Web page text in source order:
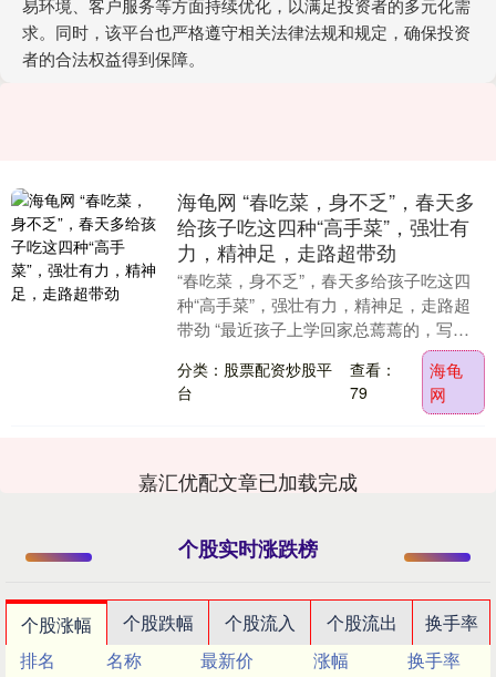
易环境、客户服务等方面持续优化，以满足投资者的多元化需
求。同时，该平台也严格遵守相关法律法规和规定，确保投资
者的合法权益得到保障。
海龟网 “春吃菜，身不乏”，春天多
给孩子吃这四种“高手菜”，强壮有
力，精神足，走路超带劲
“春吃菜，身不乏”，春天多给孩子吃这四
种“高手菜”，强壮有力，精神足，走路超
带劲 “最近孩子上学回家总蔫蔫的，写作
业哈欠连天，走路都拖拉。”邻居李婶在菜
市场碰见....
分类：股票配资炒股平
台
查看：
79
海龟
网
嘉汇优配文章已加载完成
个股实时涨跌榜
个股涨幅 个股跌幅 个股流入 个股流出
换手率
排名
名称 最新价 涨幅
换手率